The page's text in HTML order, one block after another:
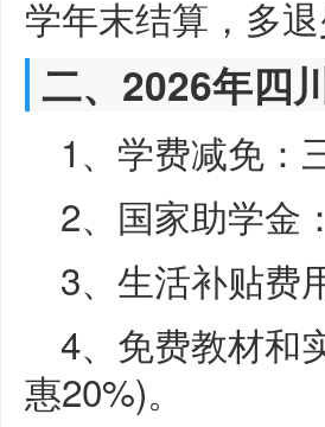
学年末结算，多退
二、2026年四
1、学费减免：
2、国家助学金
3、生活补贴费
4、免费教材和
惠20%)。